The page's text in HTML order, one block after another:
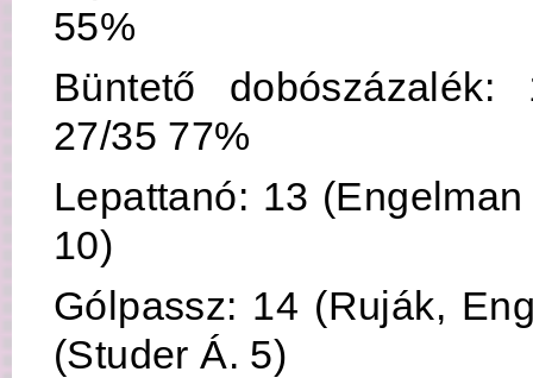
55%
Büntető
27/35 77%
Lepattanó: 13
10)
Gólpassz: 14 (Ruják,
(Studer Á. 5)